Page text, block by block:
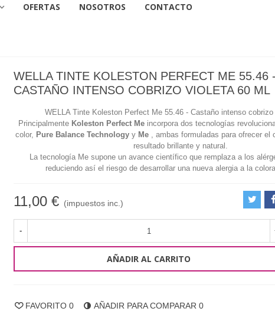
OFERTAS NOSOTROS CONTACTO
WELLA TINTE KOLESTON PERFECT ME 55.46 -
CASTAÑO INTENSO COBRIZO VIOLETA 60 ML
WELLA Tinte Koleston Perfect Me 55.46 - Castaño intenso cobrizo
Principalmente Koleston Perfect Me incorpora dos tecnologías
color, Pure Balance Technologyy Me , ambas formuladas para ofrecer el
resultado brillante y natural.
La tecnología Me supone un avance científico que remplaza a los
reduciendo así el riesgo de desarrollar una nueva alergia a la
11,00 € (impuestos inc.)
-
AÑADIR AL CARRITO
FAVORITO 0 AÑADIR PARA COMPARAR 0